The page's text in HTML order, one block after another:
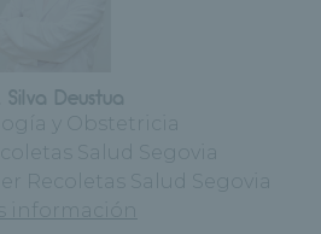
Silva Deustua
y Obstetricia
Salud Segovia
Recoletas Salud Segovia
información